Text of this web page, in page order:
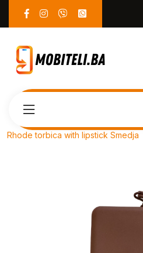
Rhode torbica with lipstick Smedja